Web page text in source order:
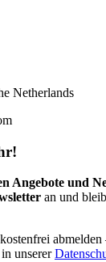
Netherlands
Angebote und
an und
abmelden
unserer